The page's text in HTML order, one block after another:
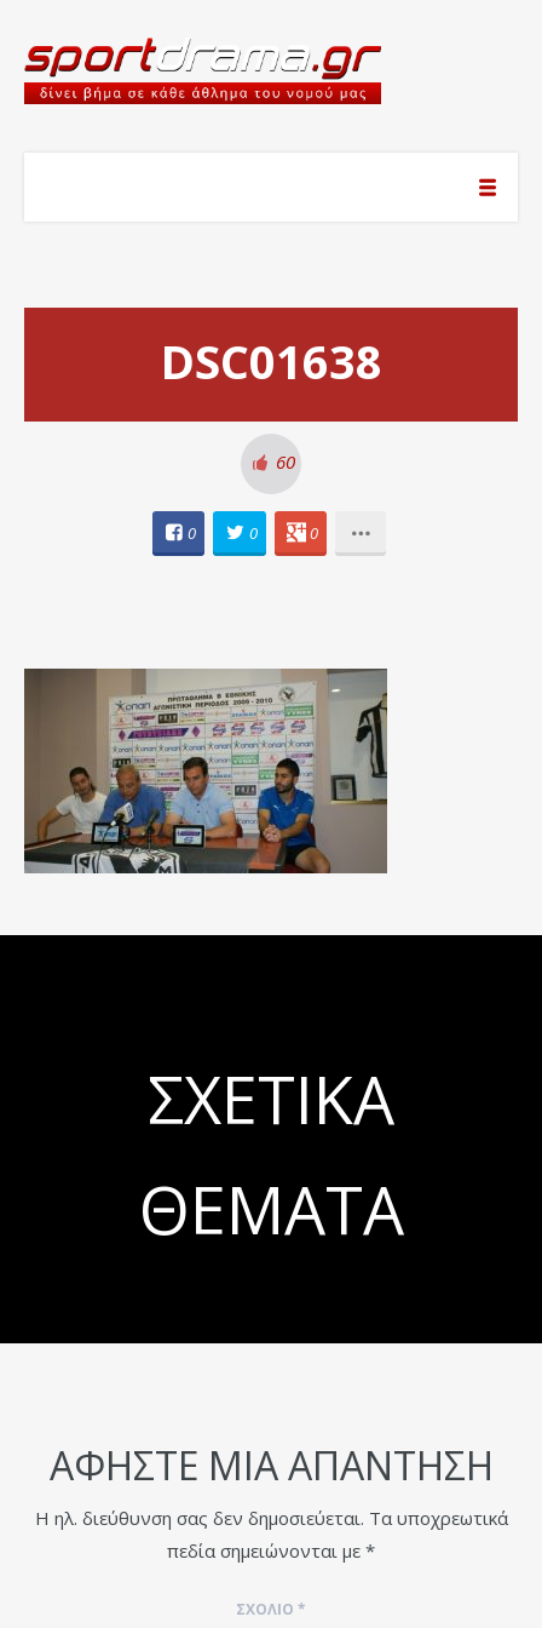
DSC01638
60
0 0 0
ΣΧΕΤΙΚΆ
ΘΈΜΑΤΑ
ΑΦΉΣΤΕ ΜΙΑ ΑΠΆΝΤΗΣΗ
Η ηλ. διεύθυνση σας δεν δημοσιεύεται. Τα υποχρεωτικά
πεδία σημειώνονται με *
ΣΧΌΛΙΟ *